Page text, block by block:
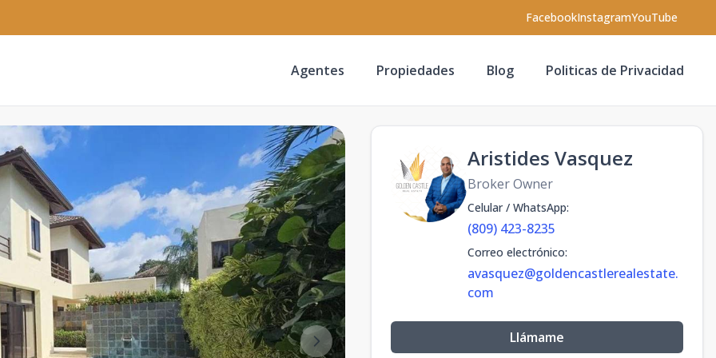
FacebookInstagramYouTube
Agentes Propiedades Blog Politicas de Privacidad
Aristides Vasquez
Broker Owner
Celular / WhatsApp:
(809) 423-8235
Correo electrónico:
avasquez@goldencastlerealestate.
com
Llámame